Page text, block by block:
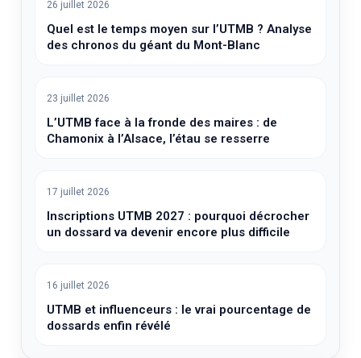
26 juillet 2026
Quel est le temps moyen sur l’UTMB ? Analyse
des chronos du géant du Mont-Blanc
23 juillet 2026
L’UTMB face à la fronde des maires : de
Chamonix à l’Alsace, l’étau se resserre
17 juillet 2026
Inscriptions UTMB 2027 : pourquoi décrocher
un dossard va devenir encore plus difficile
16 juillet 2026
UTMB et influenceurs : le vrai pourcentage de
dossards enfin révélé